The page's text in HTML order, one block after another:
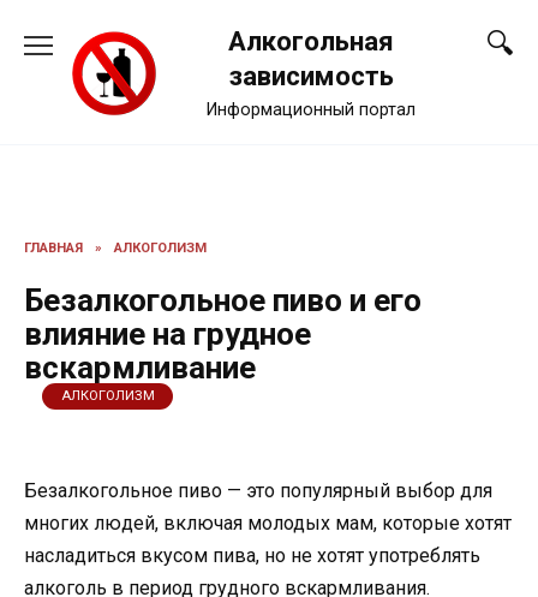
содержанию
Алкогольная
зависимость
Информационный портал
ГЛАВНАЯ » АЛКОГОЛИЗМ
Безалкогольное пиво и его
влияние на грудное
вскармливание
АЛКОГОЛИЗМ
Безалкогольное пиво — это популярный выбор для
многих людей, включая молодых мам, которые хотят
насладиться вкусом пива, но не хотят употреблять
алкоголь в период грудного вскармливания.